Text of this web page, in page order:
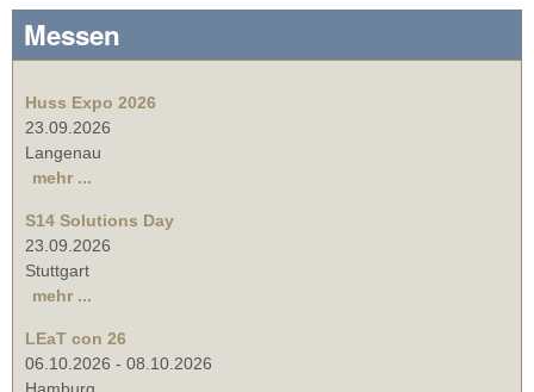
Messen
Huss Expo 2026
23.09.2026
Langenau
mehr ...
S14 Solutions Day
23.09.2026
Stuttgart
mehr ...
LEaT con 26
06.10.2026 - 08.10.2026